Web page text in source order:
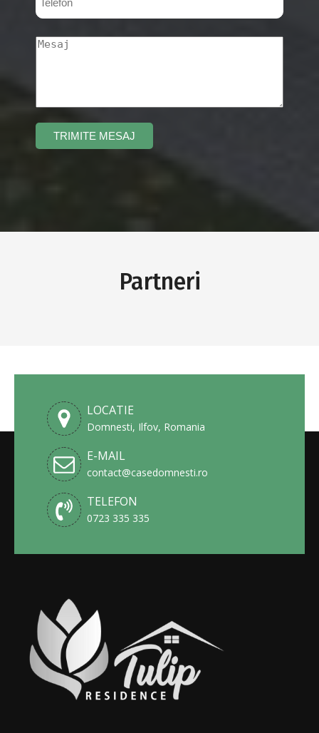
Partneri
LOCATIE
Domnesti, Ilfov, Romania
E-MAIL
contact@casedomnesti.ro
TELEFON
0723 335 335